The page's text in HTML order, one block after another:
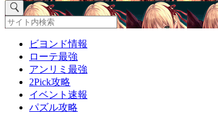
ビヨンド情報
ローテ最強
アンリミ最強
2Pick攻略
イベント速報
パズル攻略